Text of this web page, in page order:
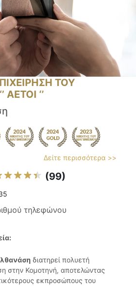
ΤΟΥ
‘’
Δείτε περισσότερα >>
(99)
τηλεφώνου
διατηρεί πολυετή
στην Κομοτηνή, αποτελώντας
εκπροσώπους του